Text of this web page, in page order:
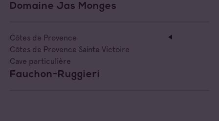
Domaine Jas Monges
Côtes de Provence
Côtes de Provence Sainte Victoire
Cave particulière
Fauchon-Ruggieri